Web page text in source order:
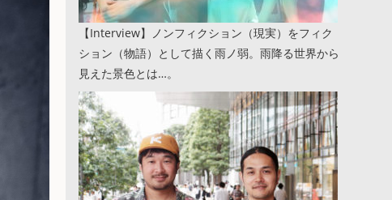
【Interview】ノンフィクション（現実）をフィク
ション（物語）として描く雨ノ弱。雨降る世界から
見えた景色とは…。